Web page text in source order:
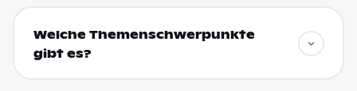
Welche Themenschwerpunkte
gibt es?